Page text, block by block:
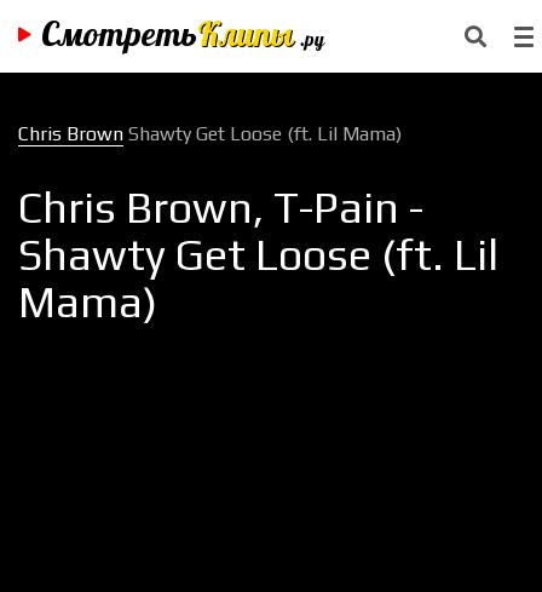
СмотретьКлипы .ру
Chris Brown Shawty Get Loose (ft. Lil Mama)
Chris Brown, T-Pain -
Shawty Get Loose (ft. Lil
Mama)